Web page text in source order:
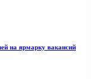
на ярмарку вакансий